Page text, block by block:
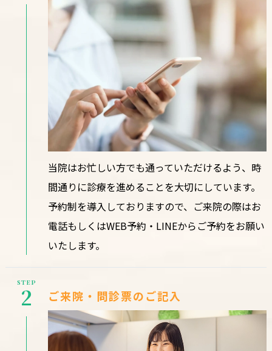
当院はお忙しい方でも通っていただけるよう、時
間通りに診療を進めることを大切にしています。
予約制を導入しておりますので、ご来院の際はお
電話もしくはWEB予約・LINEからご予約をお願い
いたします。
STEP
2 ご来院・問診票のご記入